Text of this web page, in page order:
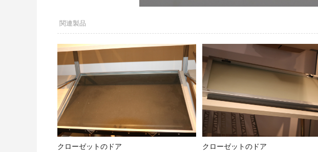
関連製品
クローゼットのドア クローゼットのドア